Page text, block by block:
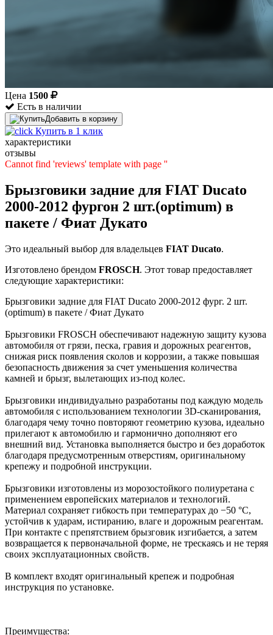
Цена 1500
Есть в наличии
Добавить в корзину
Купить в 1 клик
характеристики
отзывы
Cannot find 'reviews' template with page ''
Брызговики задние для FIAT Ducato
2000-2012 фургон 2 шт.(optimum) в
пакете / Фиат Дукато
Это идеальный выбор для владельцев FIAT Ducato.
Изготовлено брендом FROSCH. Этот товар предоставляет
следующие характеристики:
Брызговики задние для FIAT Ducato 2000-2012 фург. 2 шт.
(optimum) в пакете / Фиат Дукато
Брызговики FROSCH обеспечивают надежную защиту кузова
автомобиля от грязи, песка, гравия и дорожных реагентов,
снижая риск появления сколов и коррозии, а также повышая
безопасность движения за счет уменьшения количества
камней и брызг, вылетающих из-под колес.
Брызговики индивидуально разработаны под каждую модель
автомобиля с использованием технологии 3D-сканирования,
благодаря чему точно повторяют геометрию кузова, идеально
прилегают к автомобилю и гармонично дополняют его
внешний вид. Установка выполняется быстро и без доработок
благодаря предусмотренным отверстиям, оригинальному
крепежу и подробной инструкции.
Брызговики изготовлены из морозостойкого полиуретана с
применением европейских материалов и технологий.
Материал сохраняет гибкость при температурах до −50 °C,
устойчив к ударам, истиранию, влаге и дорожным реагентам.
При контакте с препятствием брызговик изгибается, а затем
возвращается к первоначальной форме, не трескаясь и не теряя
своих эксплуатационных свойств.
В комплект входят оригинальный крепеж и подробная
инструкция по установке.
Преимущества: